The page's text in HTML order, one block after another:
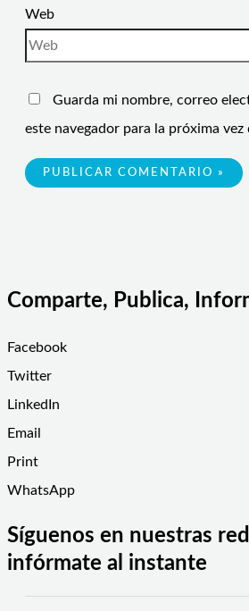
Web
Guarda mi nombre, correo
este navegador para la próxima vez
Comparte, Publica,
Facebook
Twitter
LinkedIn
Email
Print
WhatsApp
Síguenos en nuestras
infórmate al instante